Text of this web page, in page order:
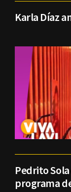
Karla Díaz
Pedrito
programa